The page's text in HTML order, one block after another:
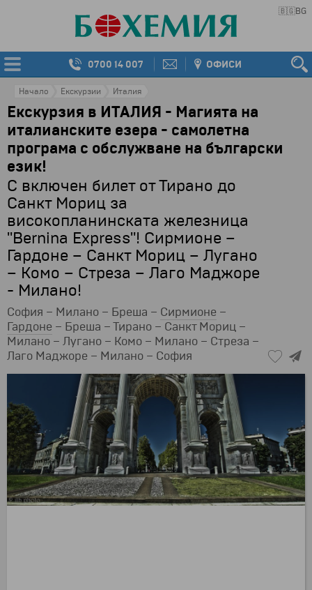
🇧🇬BG
0700 14 007 ОФИСИ
Начало Екскурзии Италия
Екскурзия в ИТАЛИЯ - Магията на
италианските езера - самолетна
програма с обслужване на български
език!
С включен билет от Тирано до
Санкт Мориц за
високопланинската железница
"Bernina Express"! Сирмионе –
Гардоне – Санкт Мориц – Лугано
– Комо – Стреза – Лаго Маджоре
- Милано!
София – Милано – Бреша – Сирмионе –
Гардоне – Бреша – Тирано – Санкт Мориц –
Милано – Лугано – Комо – Милано – Стреза –
Лаго Маджоре – Милано – София